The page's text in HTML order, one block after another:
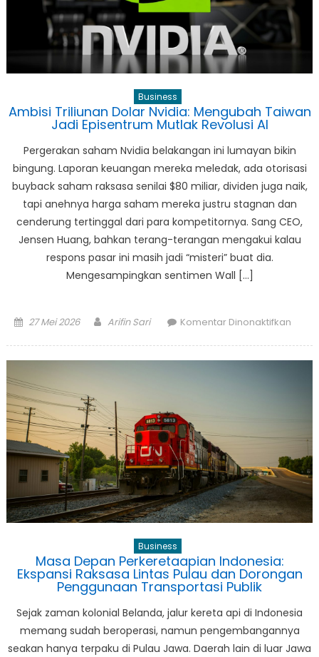
Business
Ambisi Triliunan Dolar Nvidia: Mengubah Taiwan
Jadi Episentrum Mutlak Revolusi AI
Pergerakan saham Nvidia belakangan ini lumayan bikin
bingung. Laporan keuangan mereka meledak, ada otorisasi
buyback saham raksasa senilai $80 miliar, dividen juga naik,
tapi anehnya harga saham mereka justru stagnan dan
cenderung tertinggal dari para kompetitornya. Sang CEO,
Jensen Huang, bahkan terang-terangan mengakui kalau
respons pasar ini masih jadi “misteri” buat dia.
Mengesampingkan sentimen Wall […]
Posted
27 Mei 2026 Author
Arifin Sari Komentar Dinonaktifkanpada
Business
Masa Depan Perkeretaapian Indonesia:
Ekspansi Raksasa Lintas Pulau dan Dorongan
Penggunaan Transportasi Publik
Sejak zaman kolonial Belanda, jalur kereta api di Indonesia
memang sudah beroperasi, namun pengembangannya
seakan hanya terpaku di Pulau Jawa. Daerah lain di luar Jawa